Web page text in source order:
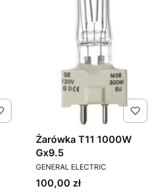
Żarówka T11 1000W
Gx9.5
PRODUCENT
GENERAL ELECTRIC
Cena
100,00 zł